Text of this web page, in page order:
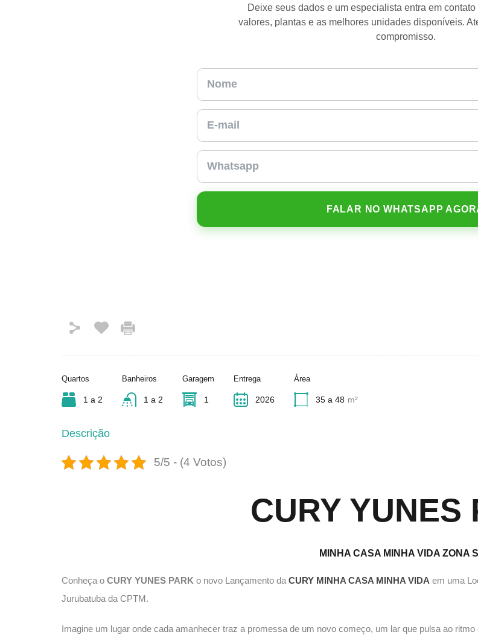
Deixe seus dados e um especialista entra em
valores, plantas e as melhores unidades disponíveis.
compromisso.
FALAR NO WHATSAPP
Quartos
1 a 2
Banheiros
1 a 2
Garagem
1
Entrega
2026
Área
35 a 48 m²
Descrição
5/5 - (4 Votos)
CURY YUNES
MINHA CASA MINHA VIDA ZONA
Conheça o CURY YUNES PARK o novo Lançamento da CURY MINHA CASA MINHA VIDA em uma
Jurubatuba da CPTM.
Imagine um lugar onde cada amanhecer traz a promessa de um novo começo, um lar que pulsa ao